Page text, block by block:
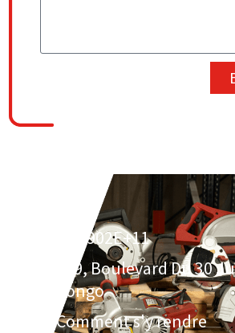
2.43902E+11
119, Boulevard Du 30
Congo
Comment s'y rendre